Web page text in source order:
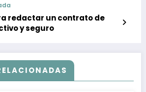
redactar un contrato de
y seguro